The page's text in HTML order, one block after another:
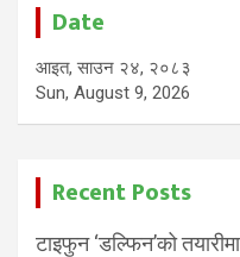
Date
आइत, साउन २४, २०८३
Sun, August 9, 2026
Recent Posts
टाइफुन ‘डल्फिन’को